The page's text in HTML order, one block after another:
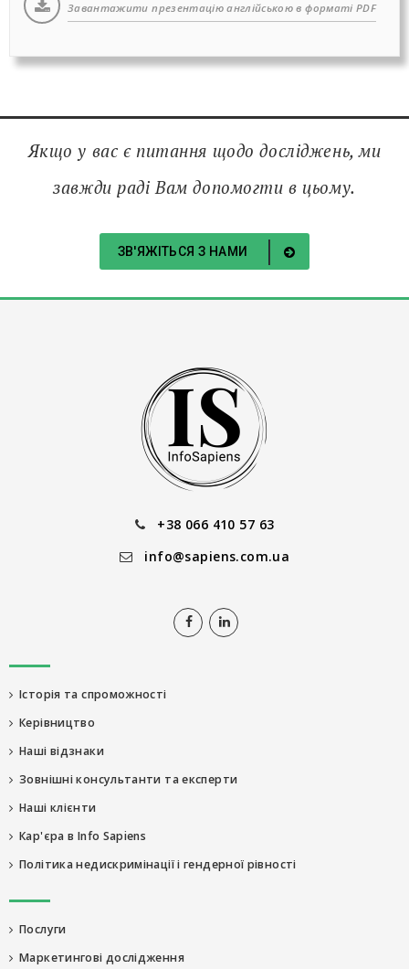
Завантажити презентацію англійською в форматі PDF
Якщо у вас є питання щодо досліджень, ми
завжди раді Вам допомогти в цьому.
ЗВ'ЯЖІТЬСЯ З НАМИ
+38 066 410 57 63
info@sapiens.com.ua
Історія та спроможності
Керівництво
Наші відзнаки
Зовнішні консультанти та експерти
Наші клієнти
Кар'єра в Info Sapiens
Політика недискримінації і гендерної рівності
Послуги
Маркетингові дослідження